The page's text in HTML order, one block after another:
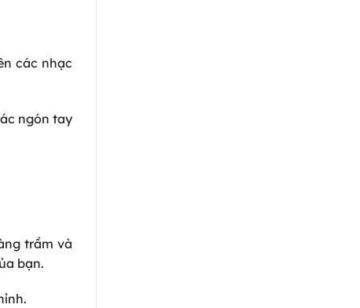
các nhạc
ngón tay
trầm và
bạn.